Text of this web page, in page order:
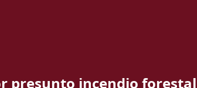
presunto incendio forestal